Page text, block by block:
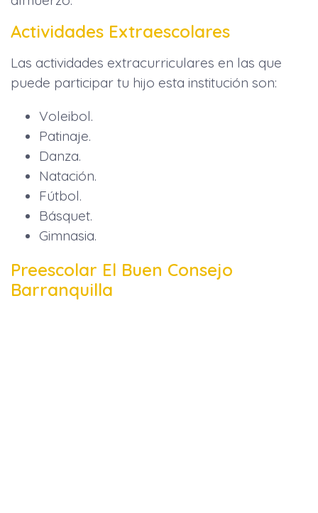
Actividades Extraescolares
Las actividades extracurriculares en las que
puede participar tu hijo esta institución son:
Voleibol.
Patinaje.
Danza.
Natación.
Fútbol.
Básquet.
Gimnasia.
Preescolar El Buen Consejo
Barranquilla